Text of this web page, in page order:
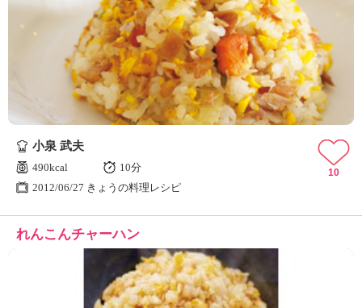
小泉 武夫
490kcal
10分
2012/06/27 きょうの料理レシピ
10
れんこんチャーハン